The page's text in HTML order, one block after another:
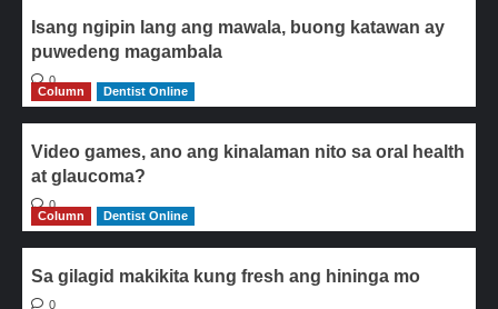
Isang ngipin lang ang mawala, buong katawan ay
puwedeng magambala
0
Column
Dentist Online
Video games, ano ang kinalaman nito sa oral health
at glaucoma?
0
Column
Dentist Online
Sa gilagid makikita kung fresh ang hininga mo
0